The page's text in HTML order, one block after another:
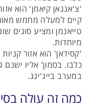
'צ'אנגאן קיאמן' הוא
קיים למעלה מחמש
טייאנמן ומציע סוגים
מיוחדות.
'קסידאן' הוא אזור קניות
כלבו. בסמוך אליו ישנם
במערב בייג'ינג.
כמה זה עולה